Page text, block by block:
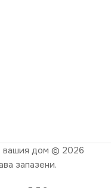
вашия дом © 2026
запазени.